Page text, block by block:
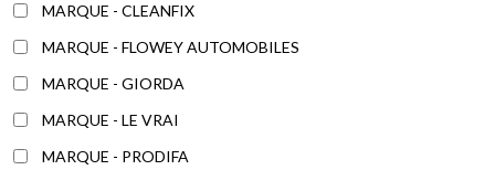
MARQUE - CLEANFIX
MARQUE - FLOWEY AUTOMOBILES
MARQUE - GIORDA
MARQUE - LE VRAI
MARQUE - PRODIFA